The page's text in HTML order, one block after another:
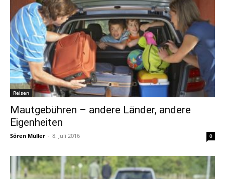
Reisen
Mautgebühren – andere Länder, andere
Eigenheiten
Sören Müller - 8. Juli 2016 0